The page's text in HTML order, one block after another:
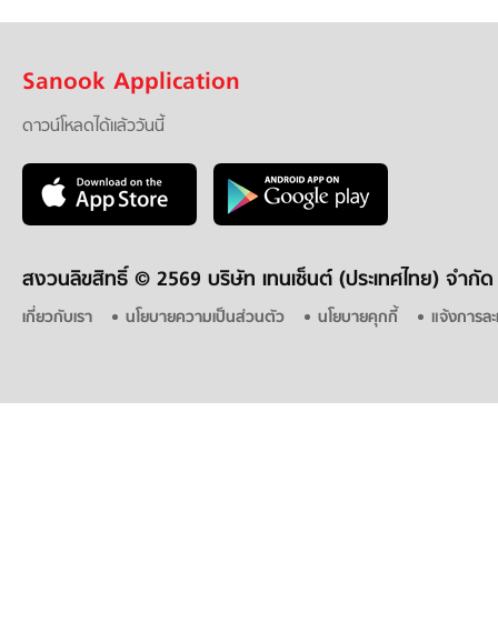
Sanook Application
ดาวน์โหลดได้แล้ววันนี้
สงวนลิขสิทธิ์ © 2569 บริษัท เทนเซ็นต์ (ประเทศไทย) จำกัด
เกี่ยวกับเรา นโยบายความเป็นส่วนตัว นโยบายคุกกี้ แจ้งการล